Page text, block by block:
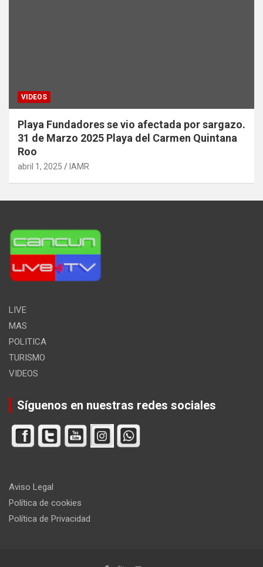
VIDEOS
Playa Fundadores se vio afectada por sargazo.
31 de Marzo 2025 Playa del Carmen Quintana
Roo
abril 1, 2025 IAMR
LIVE
MAS
POLITICA
TURISMO
VIDEOS
Síguenos en nuestras redes sociales
Aviso Legal
Política de cookies
Política de Privacidad